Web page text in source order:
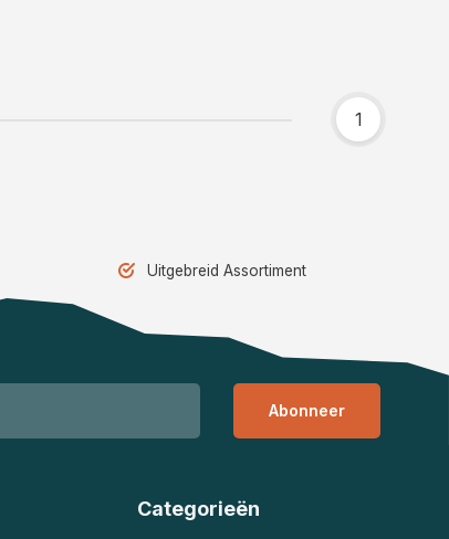
1
Uitgebreid Assortiment
Abonneer
Categorieën